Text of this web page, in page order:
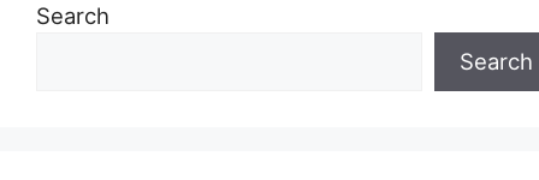
Search
Search